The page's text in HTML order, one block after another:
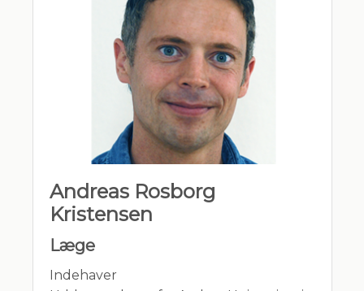
Andreas Rosborg
Kristensen
Læge
Indehaver